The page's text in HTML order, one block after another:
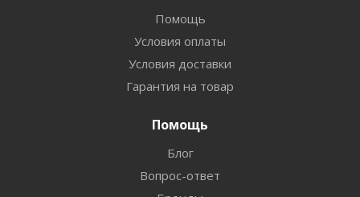
Помощь
Условия оплаты
Условия доставки
Гарантия на товар
Помощь
Блог
Вопрос-ответ